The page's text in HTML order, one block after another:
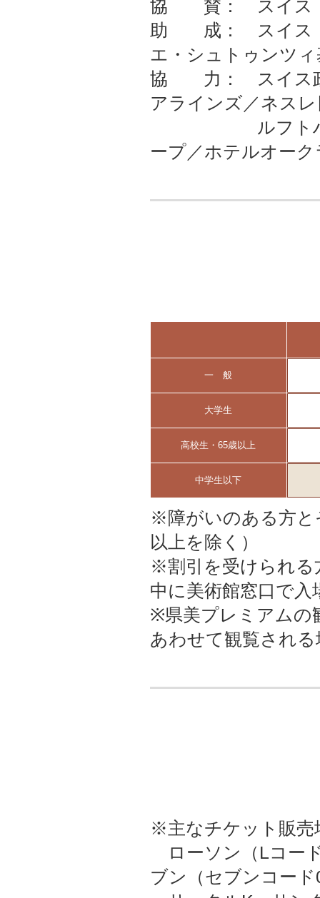
協 賛： スイス・
助 成： スイス・
エ・シュトゥンツィ
協 力： スイス政
アラインズ／ネス
ルフトハンザ
ープ／ホテルオーク
一 般
大学生
高校生・65歳以上
中学生以下
※障がいのある方と
以上を除く）
※割引を受けられる
中に美術館窓口で
※県美プレミアムの
あわせて観覧され
※主なチケット販売
ローソン（Lコー
ブン（セブンコー